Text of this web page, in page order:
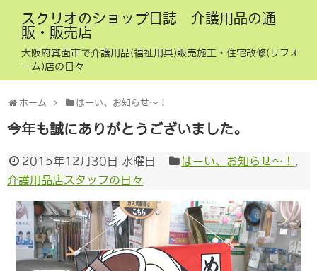
スクリオのショップ日誌 介護用品の通
販・販売店
大阪府箕面市で介護用品(福祉用具)販売施工・住宅改修(リフォ
ーム)店の日々
ホーム はーい、お知らせ〜！
今年も誠にありがとうございました。
2015年12月30日 水曜日 はーい、お知らせ〜！
介護用品店スタッフの日々